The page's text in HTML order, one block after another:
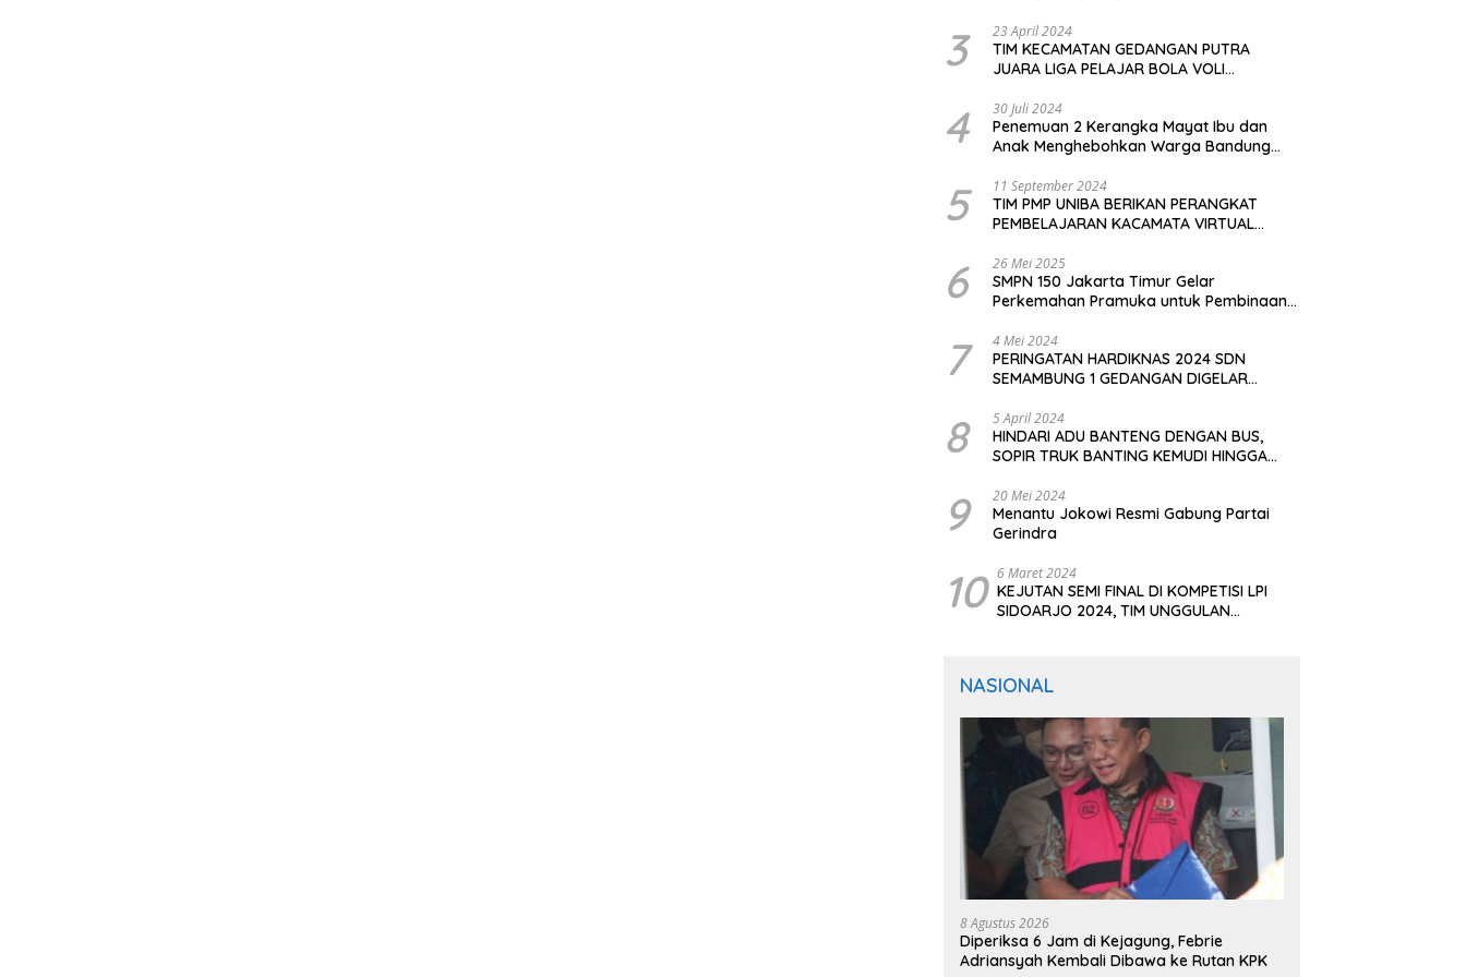
3 23 April 2024
TIM KECAMATAN GEDANGAN PUTRA
JUARA LIGA PELAJAR BOLA VOLI
4 30 Juli 2024
Penemuan 2 Kerangka Mayat Ibu dan
Anak Menghebohkan Warga Bandung
5 11 September 2024
TIM PMP UNIBA BERIKAN PERANGKAT
PEMBELAJARAN KACAMATA VIRTUAL
SERANG
6 26 Mei 2025
SMPN 150 Jakarta Timur Gelar
Perkemahan Pramuka untuk Pembinaan
7 4 Mei 2024
PERINGATAN HARDIKNAS 2024 SDN
SEMAMBUNG 1 GEDANGAN DIGELAR
8 5 April 2024
HINDARI ADU BANTENG DENGAN BUS,
SOPIR TRUK BANTING KEMUDI HINGGA
9 20 Mei 2024
Menantu Jokowi Resmi Gabung Partai
Gerindra
10 6 Maret 2024
KEJUTAN SEMI FINAL DI KOMPETISI LPI
SIDOARJO 2024, TIM UNGGULAN
NASIONAL
8 Agustus 2026
Diperiksa 6 Jam di Kejagung, Febrie
Adriansyah Kembali Dibawa ke Rutan KPK